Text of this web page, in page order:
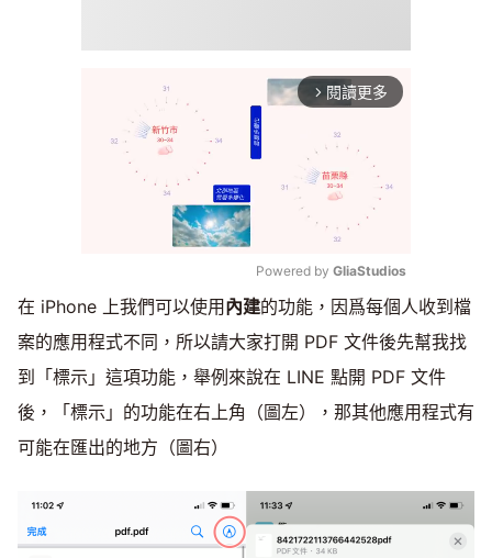
arrow_forward_ios 閱讀更多
Mute
Powered by GliaStudios
在 iPhone 上我們可以使用內建的功能，因爲每個人收到檔
案的應用程式不同，所以請大家打開 PDF 文件後先幫我找
到「標示」這項功能，舉例來說在 LINE 點開 PDF 文件
後，「標示」的功能在右上角（圖左），那其他應用程式有
可能在匯出的地方（圖右）